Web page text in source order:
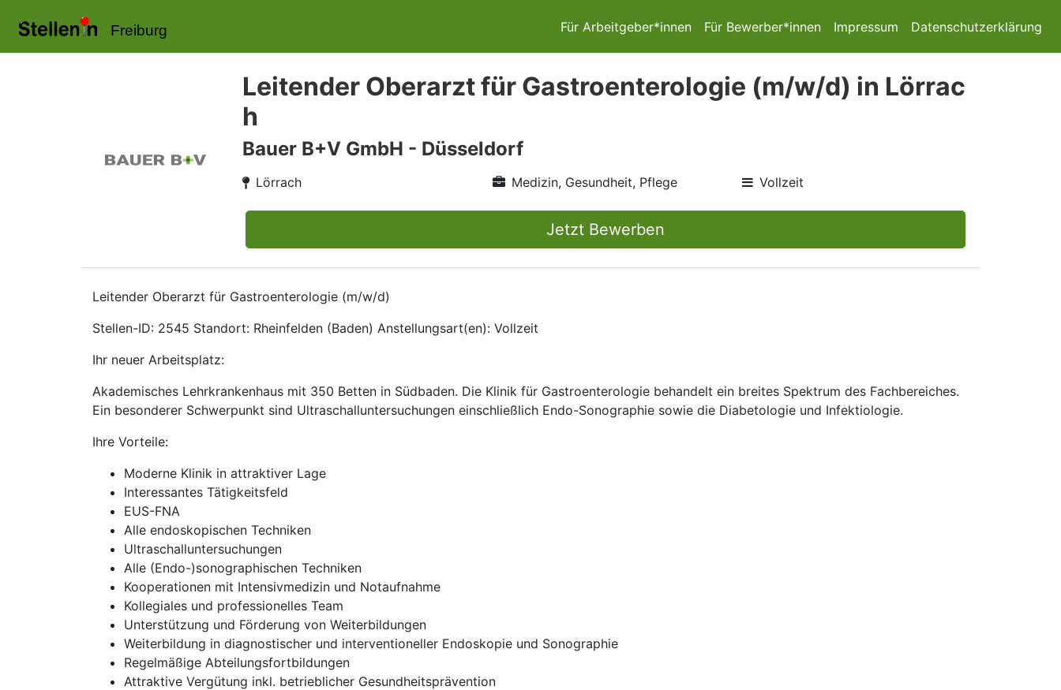
Freiburg Für Arbeitgeber*innen Für Bewerber*innen Impressum Datenschutzerklärung
Leitender Oberarzt für Gastroenterologie (m/w/d) in Lörrac
h
Bauer B+V GmbH - Düsseldorf
Lörrach Medizin, Gesundheit, Pflege Vollzeit
Jetzt Bewerben
Leitender Oberarzt für Gastroenterologie (m/w/d)
Stellen-ID: 2545 Standort: Rheinfelden (Baden) Anstellungsart(en): Vollzeit
Ihr neuer Arbeitsplatz:
Akademisches Lehrkrankenhaus mit 350 Betten in Südbaden. Die Klinik für Gastroenterologie behandelt ein breites Spektrum des Fachbereiches.
Ein besonderer Schwerpunkt sind Ultraschalluntersuchungen einschließlich Endo-Sonographie sowie die Diabetologie und Infektiologie.
Ihre Vorteile:
Moderne Klinik in attraktiver Lage
Interessantes Tätigkeitsfeld
EUS-FNA
Alle endoskopischen Techniken
Ultraschalluntersuchungen
Alle (Endo-)sonographischen Techniken
Kooperationen mit Intensivmedizin und Notaufnahme
Kollegiales und professionelles Team
Unterstützung und Förderung von Weiterbildungen
Weiterbildung in diagnostischer und interventioneller Endoskopie und Sonographie
Regelmäßige Abteilungsfortbildungen
Attraktive Vergütung inkl. betrieblicher Gesundheitsprävention